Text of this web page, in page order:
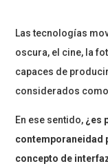
Las tecnologías
oscura, el cine, la
capaces de
considerados
En ese sentido, ¿es
contemporaneidad
concepto de